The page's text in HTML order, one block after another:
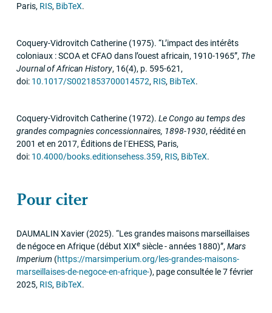
Paris, RIS, BibTeX.
Coquery-Vidrovitch Catherine (1975). “L’impact des intérêts
coloniaux :SCOAet CFAO dans l’ouest africain, 1910-1965”, The
Journal of African History, 16(4), p. 595-621 ,
doi: 10.1017/S0021853700014572, RIS, BibTeX.
Coquery-Vidrovitch Catherine (1972). Le Congo au temps des
grandes compagnies concessionnaires, 1898-1930, réédité en
2001 et en 2017, Éditions de l´EHESS, Paris,
doi: 10.4000/books.editionsehess.359, RIS, BibTeX.
Pour citer
DAUMALIN Xavier (2025). “Les grandes maisons marseillaises
de négoce en Afrique (début XIXesiècle - années 1880)”,Mars
Imperium (https://marsimperium.org/les-grandes-maisons-
marseillaises-de-negoce-en-afrique-), page consultée le 7 février
2025, RIS, BibTeX.